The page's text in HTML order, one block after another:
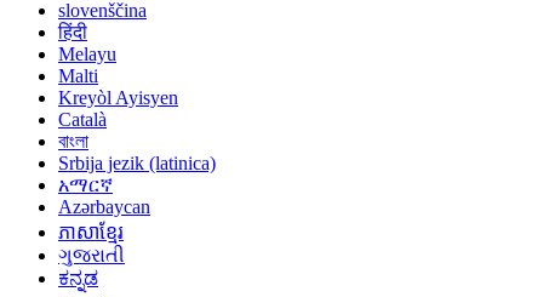
slovenščina
हिंदी
Melayu
Malti
Kreyòl Ayisyen
Català
বাংলা
Srbija jezik (latinica)
አማርኛ
Azərbaycan
ភាសាខ្មែរ
ગુજરાતી
ಕನ್ನಡ